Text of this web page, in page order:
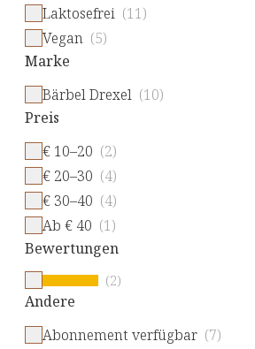
Laktosefrei (11)
Vegan (5)
Marke
Bärbel Drexel (10)
Preis
€ 10–20 (2)
€ 20–30 (4)
€ 30–40 (4)
Ab € 40 (1)
Bewertungen
(2)
Andere
Abonnement verfügbar (7)